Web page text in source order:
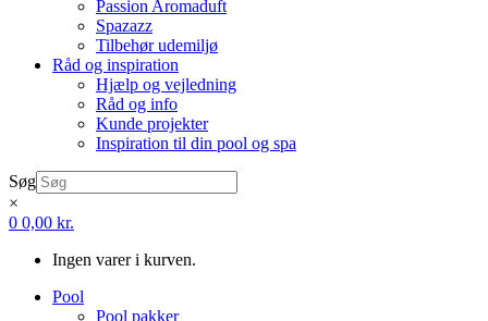
Passion Aromaduft
Spazazz
Tilbehør udemiljø
Råd og inspiration
Hjælp og vejledning
Råd og info
Kunde projekter
Inspiration til din pool og spa
Søg
×
0 0,00 kr.
Ingen varer i kurven.
Pool
Pool pakker